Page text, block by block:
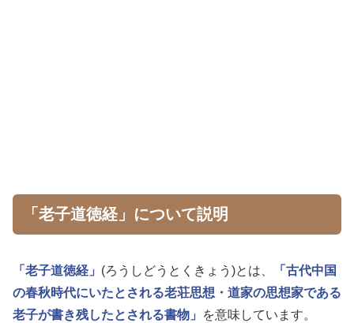
「老子道徳経」について説明
「老子道徳経」 (ろうしどうとくきょう)とは、
「古代中国
の春秋時代にいたとされる老荘思想・道家の思想家である
老子が書き残したとされる書物」
を意味しています。